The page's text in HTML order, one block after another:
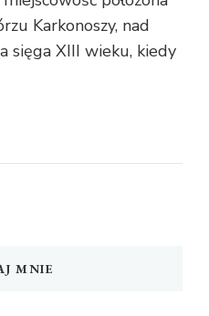
Karkonoszy, nad
sięga XIII wieku, kiedy
MNIE